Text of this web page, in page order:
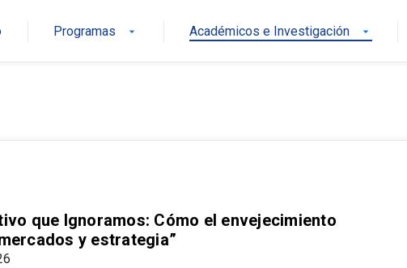
Programas arrow_drop_down Académicos e Investigación arrow_drop_down
que Ignoramos: Cómo el envejecimiento
y estrategia”